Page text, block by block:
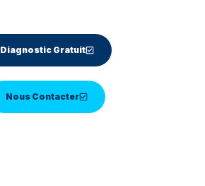
Diagnostic Gratuit
Nous Contacter